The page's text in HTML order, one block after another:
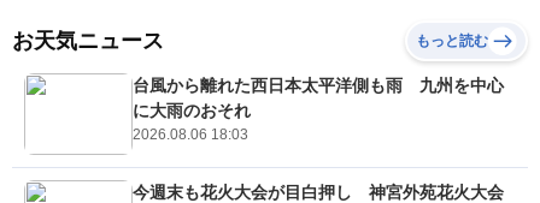
お天気ニュース もっと読む
台風から離れた西日本太平洋側も雨 九州を中心
に大雨のおそれ
2026.08.06 18:03
今週末も花火大会が目白押し 神宮外苑花火大会